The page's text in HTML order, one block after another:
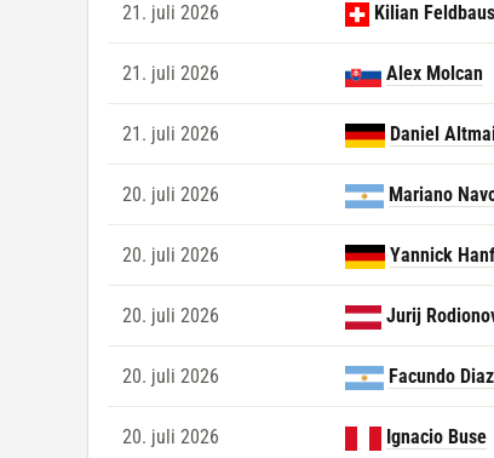
21. juli 2026 Kilian
21. juli 2026 Alex Molcan
21. juli 2026 Daniel
20. juli 2026 Mariano
20. juli 2026 Yannick
20. juli 2026 Jurij
20. juli 2026 Facundo
20. juli 2026 Ignacio Buse